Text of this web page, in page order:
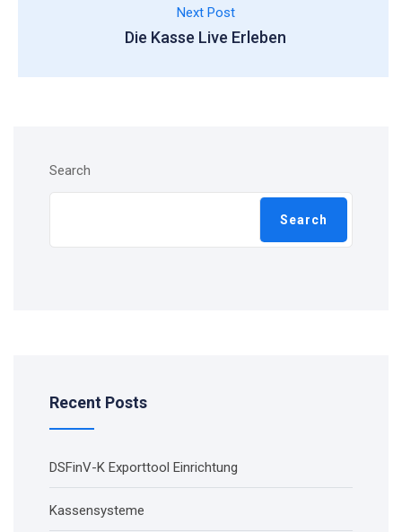
Next Post
Die Kasse Live Erleben
Search
Search
Recent Posts
DSFinV-K Exporttool Einrichtung
Kassensysteme